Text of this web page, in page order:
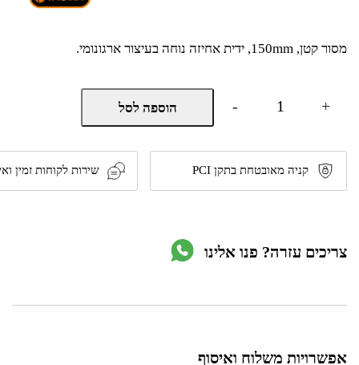
מסור קטן, 150mm, ידית אחיזה נוחה בעיצור ארגונומי.
-
כמות
מסור
קטן
6''
מבית
+ הוספה לסל
קניה מאובטחת בתקן PCI שירות לקוחות זמין
צריכים עזרה? פנו אלינו
אפשרויות משלוח ואיסוף